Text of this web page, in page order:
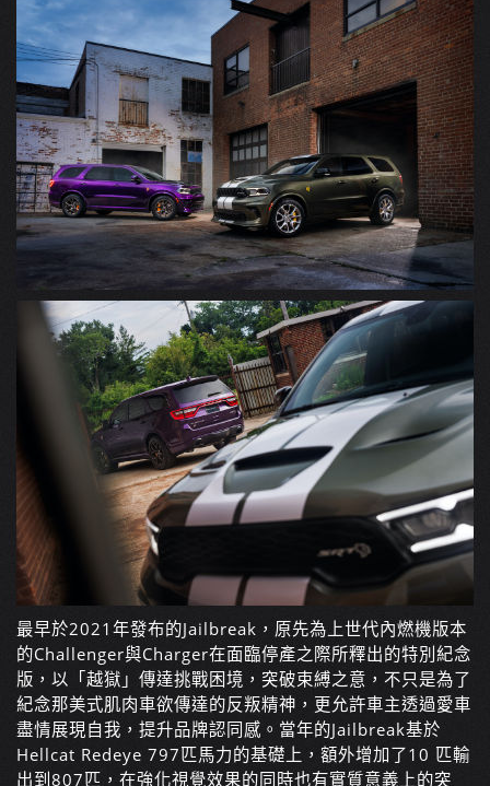
最早於2021年發布的Jailbreak，原先為上世代內燃機版本
的Challenger與Charger在面臨停產之際所釋出的特別紀念
版，以「越獄」傳達挑戰困境，突破束縛之意，不只是為了
紀念那美式肌肉車欲傳達的反叛精神，更允許車主透過愛車
盡情展現自我，提升品牌認同感。當年的Jailbreak基於
Hellcat Redeye 797匹馬力的基礎上，額外增加了10 匹輸
出到807匹，在強化視覺效果的同時也有實質意義上的突